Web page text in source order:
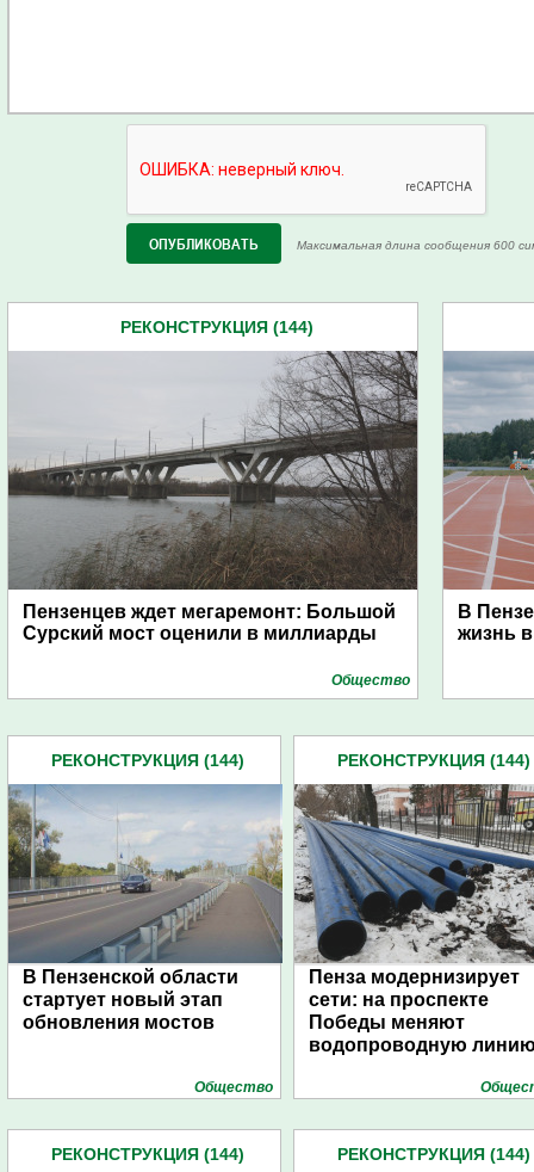
Максимальная длина сообщения 600
РЕКОНСТРУКЦИЯ (144)
Пензенцев ждет мегаремонт: Большой
Сурский мост оценили в миллиарды
Общество
В
жизнь
РЕКОНСТРУКЦИЯ (144)
В Пензенской области
стартует новый этап
обновления мостов
Общество
РЕКОНСТРУКЦИЯ (144)
Пенза модернизирует
сети: на проспекте
Победы меняют
водопроводную
РЕКОНСТРУКЦИЯ (144) РЕКОНСТРУКЦИЯ (144)